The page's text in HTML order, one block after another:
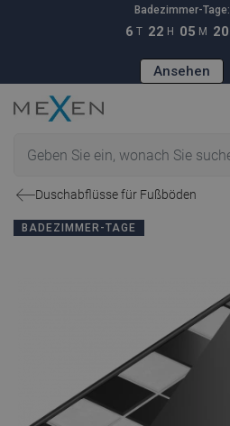
Badezimmer-Tage:
6 T 22 H 05 M 19
Ansehen
Duschabflüsse für Fußböden
BADEZIMMER-TAGE